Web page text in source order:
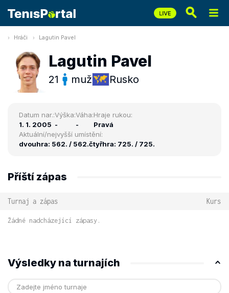
Hráči Lagutin Pavel
Lagutin Pavel
21 muž Rusko
Datum nar.:
1. 1. 2005
Výška:
-
Váha:
-
Hraje rukou:
Pravá
Aktuální/nejvyšší umístění:
dvouhra: 562. / 562.čtyřhra: 725. / 725.
Příští zápas
Turnaj a zápas Kurs
Žádné nadcházející zápasy.
Výsledky na turnajích